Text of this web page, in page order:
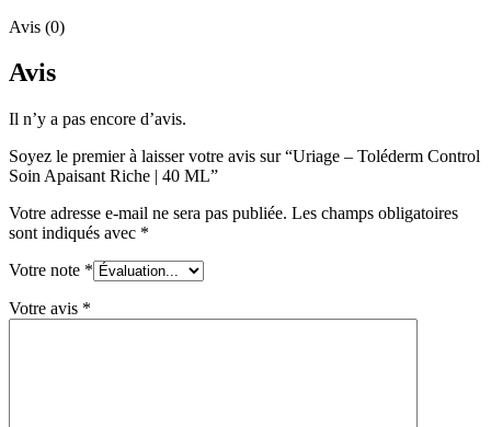
Avis (0)
Avis
Il n’y a pas encore d’avis.
Soyez le premier à laisser votre avis sur “Uriage – Toléderm Control
Soin Apaisant Riche | 40 ML”
Votre adresse e-mail ne sera pas publiée. Les champs obligatoires
sont indiqués avec *
Votre note *
Votre avis *